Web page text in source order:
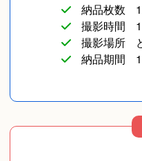
納品枚数
撮影時間
撮影場所
納品期間